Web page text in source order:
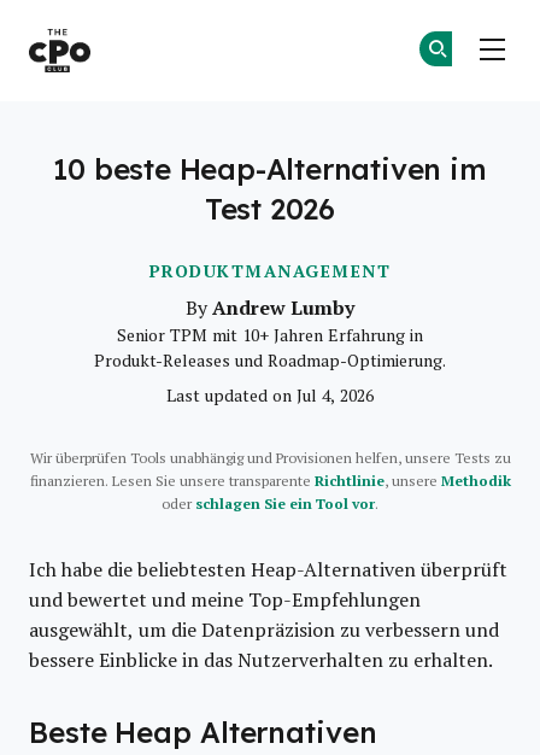
PRODUKTMANAGEMENT
10 beste Heap-Alternativen im
Test 2026
ByAndrew Lumby
Senior TPM mit 10+ Jahren Erfahrung in
Produkt-Releases und Roadmap-Optimierung.
Last updated on Jul 4, 2026
Wir überprüfen Tools unabhängig und Provisionen helfen, unsere Tests zu
finanzieren. Lesen Sie unsere transparente Richtlinie, unsere Methodik
oderschlagen Sie ein Tool vor.
Ich habe die beliebtesten Heap-Alternativen überprüft
und bewertet und meine Top-Empfehlungen
ausgewählt, um die Datenpräzision zu verbessern und
bessere Einblicke in das Nutzerverhalten zu erhalten.
Beste Heap Alternativen